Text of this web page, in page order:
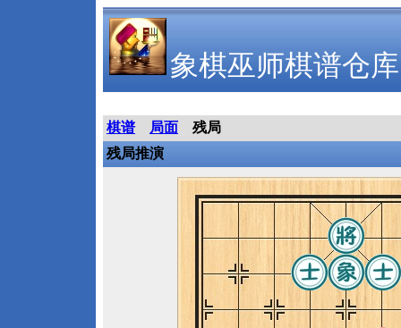
象棋巫师棋谱仓库
棋谱 局面
残局
残局推演